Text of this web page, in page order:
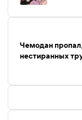
Другие полезные
Промокод на 20%-
http://bit.ly/
Flowwow -
получите скидку
https://
Чемодан
нестиранных